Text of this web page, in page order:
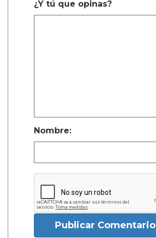
¿Y tú que opinas?
Nombre:
Publicar Comentario